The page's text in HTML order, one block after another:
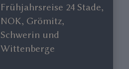
Frühjahrsreise 24 Stade,
NOK, Grömitz,
Schwerin und
Wittenberge